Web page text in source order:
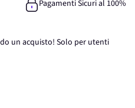
Pagamenti Sicuri al 100%
un acquisto! Solo per utenti